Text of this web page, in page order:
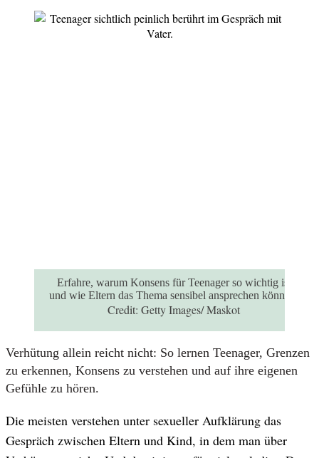
Erfahre, warum Konsens für Teenager so wichtig ist
und wie Eltern das Thema sensibel ansprechen können.
Credit: Getty Images/ Maskot
Verhütung allein reicht nicht: So lernen Teenager, Grenzen
zu erkennen, Konsens zu verstehen und auf ihre eigenen
Gefühle zu hören.
Die meisten verstehen unter sexueller Aufklärung das
Gespräch zwischen Eltern und Kind, in dem man über